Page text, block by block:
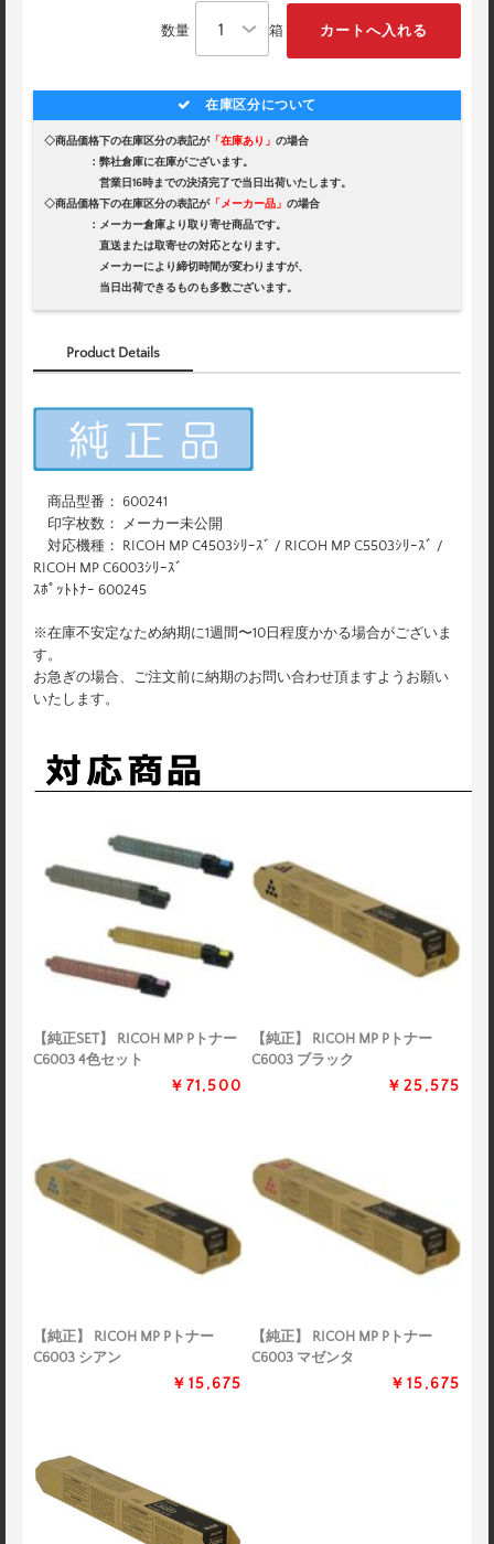
数量 箱
在庫区分について
◇商品価格下の在庫区分の表記が「在庫あり」 の場合
：弊社倉庫に在庫がございます。
営業日16時までの決済完了で当日出荷いたします。
◇商品価格下の在庫区分の表記が「メーカー品」 の場合
：メーカー倉庫より取り寄せ商品です。
直送または取寄せの対応となります。
メーカーにより締切時間が変わりますが、
当日出荷できるものも多数ございます。
Product Details
商品型番： 600241
印字枚数： メーカー未公開
対応機種： RICOH MP C4503ｼﾘｰｽﾞ / RICOH MP C5503ｼﾘｰｽﾞ /
RICOH MP C6003ｼﾘｰｽﾞ
ｽﾎﾟｯﾄﾄﾅｰ 600245
※在庫不安定なため納期に1週間〜10日程度かかる場合がございま
す。
お急ぎの場合、ご注文前に納期のお問い合わせ頂ますようお願い
いたします。
【純正SET】 RICOH MP Pトナー
C6003 4色セット
￥71,500
【純正】 RICOH MP Pトナー
C6003 ブラック
￥25,575
【純正】 RICOH MP Pトナー
C6003 シアン
￥15,675
【純正】 RICOH MP Pトナー
C6003 マゼンタ
￥15,675